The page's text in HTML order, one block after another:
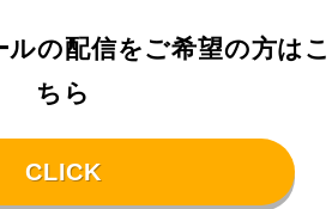
の配信をご希望の方はこ
ちら
CLICK